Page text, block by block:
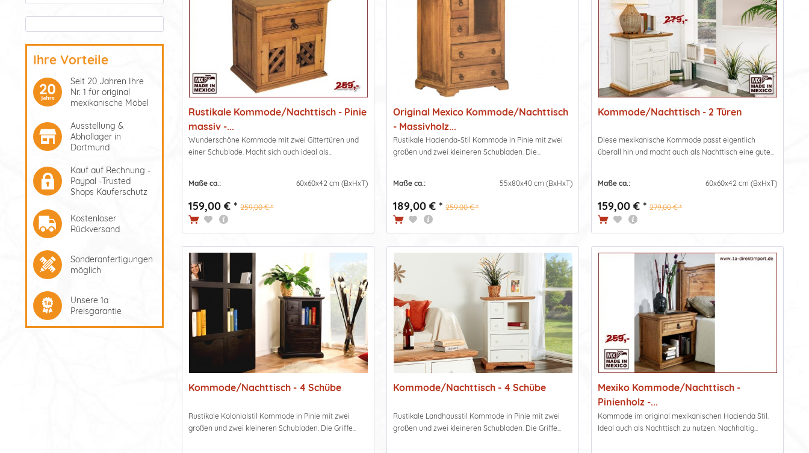
Ihre Vorteile
Seit 20 Jahren Ihre
Nr. 1 für original
mexikanische Möbel
Ausstellung &
Abhollager in
Dortmund
Kauf auf Rechnung -
Paypal -Trusted
Shops Käuferschutz
Kostenloser
Rückversand
Sonderanfertigungen
möglich
Unsere 1a
Preisgarantie
Rustikale Kommode/Nachttisch - Pinie
massiv -...
Wunderschöne Kommode mit zwei Gittertüren und
einer Schublade. Macht sich auch ideal als...
Maße ca.: 60x60x42 cm (BxHxT)
159,00 € * 259,00 € *
Original Mexico Kommode/Nachttisch
- Massivholz...
Rustikale Hacienda-Stil Kommode in Pinie mit zwei
großen und zwei kleineren Schubladen. Die...
Maße ca.: 55x80x40 cm (BxHxT)
189,00 € * 259,00 € *
Kommode/Nachttisch - 2 Türen
Diese mexikanische Kommode passt eigentlich
überall hin und macht auch als Nachttisch eine gute...
Maße ca.: 60x60x42 cm (BxHxT)
159,00 € * 279,00 € *
Kommode/Nachttisch - 4 Schübe
Rustikale Kolonialstil Kommode in Pinie mit zwei
großen und zwei kleineren Schubladen. Die Griffe...
Kommode/Nachttisch - 4 Schübe
Rustikale Landhausstil Kommode in Pinie mit zwei
großen und zwei kleineren Schubladen. Die Griffe...
Mexiko Kommode/Nachttisch -
Pinienholz -...
Kommode im original mexikanischen Hacienda Stil.
Ideal auch als Nachttisch zu nutzen. Nachhaltig...